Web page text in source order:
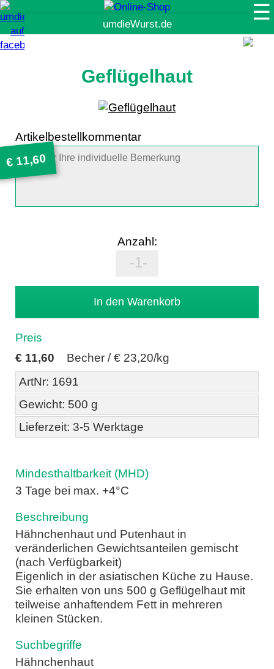
Geflügelhaut
€11,60
Artikelbestellkommentar
Anzahl:
Preis
€ 11,60 Becher /€ 23,20/kg
ArtNr: 1691
Gewicht: 500 g
Lieferzeit: 3-5 Werktage
Mindesthaltbarkeit (MHD)
3 Tage bei max. +4°C
Beschreibung
Hähnchenhaut und Putenhaut in
veränderlichen Gewichtsanteilen gemischt
(nach Verfügbarkeit)
Eigenlich in der asiatischen Küche zu Hause.
Sie erhalten von uns 500 g Geflügelhaut mit
teilweise anhaftendem Fett in mehreren
kleinen Stücken.
Suchbegriffe
Hähnchenhaut
☰